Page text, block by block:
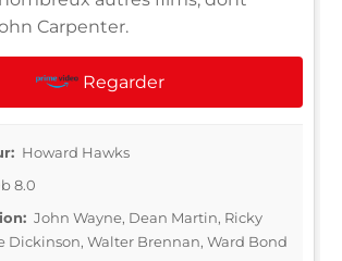
Carpenter.
Regarder
Howard Hawks
8.0
John Wayne, Dean Martin, Ricky
Dickinson, Walter Brennan, Ward Bond